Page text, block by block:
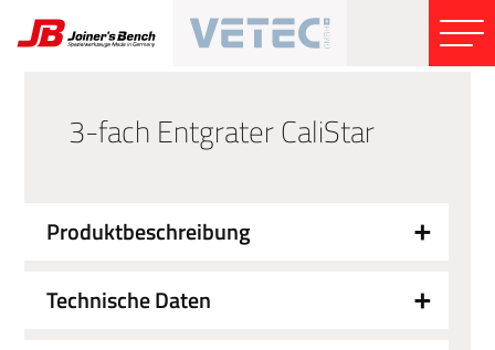
3-fach Entgrater CaliStar
Produktbeschreibung
Technische Daten